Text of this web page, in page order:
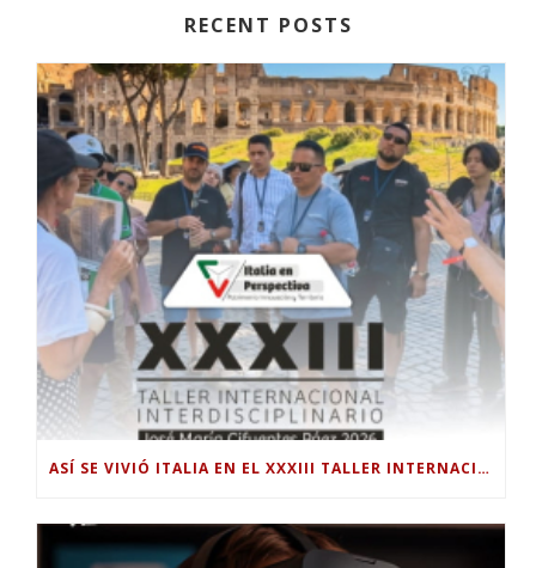
RECENT POSTS
ASÍ SE VIVIÓ ITALIA EN EL XXXIII TALLER INTERNACIONAL INTERDISCIPLINAR